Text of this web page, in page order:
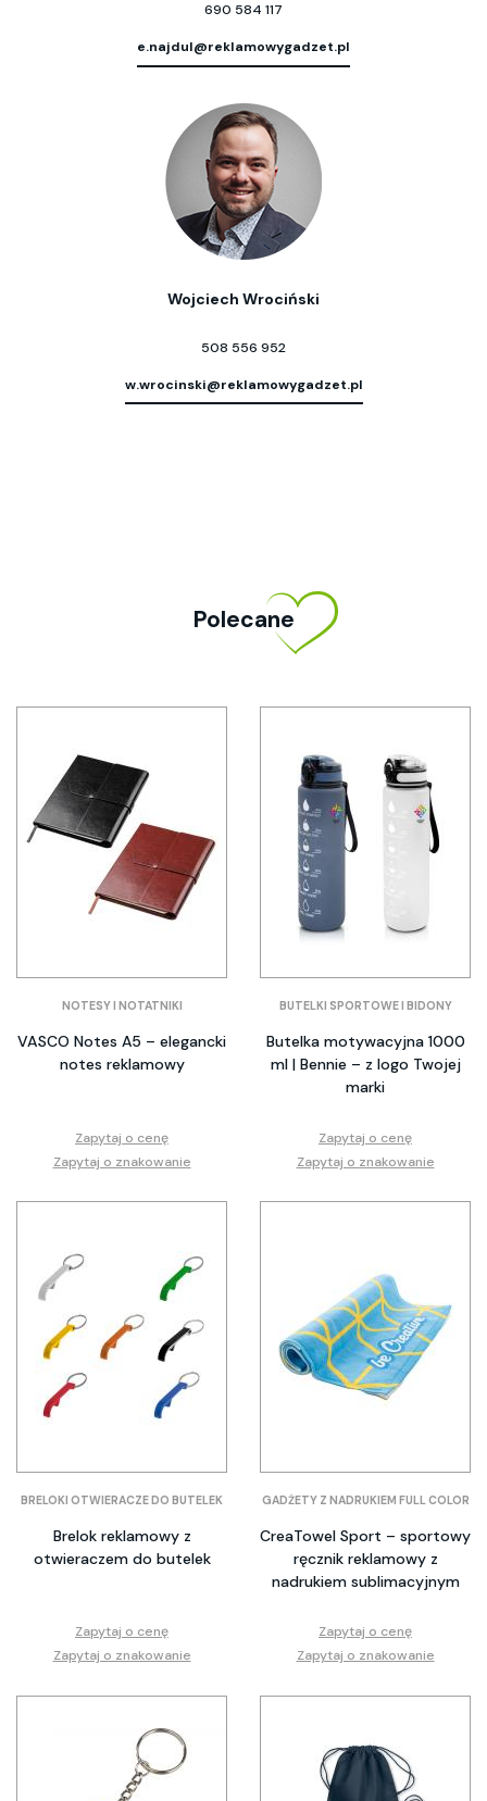
690 584 117
e.najdul@reklamowygadzet.pl
Wojciech Wrociński
508 556 952
w.wrocinski@reklamowygadzet.pl
Polecane
NOTESY I NOTATNIKI
VASCO Notes A5 – elegancki
notes reklamowy
Zapytaj o cenę
Zapytaj o znakowanie
BUTELKI SPORTOWE I BIDONY
Butelka motywacyjna 1000
ml | Bennie – z logo Twojej
marki
Zapytaj o cenę
Zapytaj o znakowanie
BRELOKI OTWIERACZE DO BUTELEK
Brelok reklamowy z
otwieraczem do butelek
Zapytaj o cenę
Zapytaj o znakowanie
GADŻETY Z NADRUKIEM FULL COLOR
CreaTowel Sport – sportowy
ręcznik reklamowy z
nadrukiem sublimacyjnym
Zapytaj o cenę
Zapytaj o znakowanie